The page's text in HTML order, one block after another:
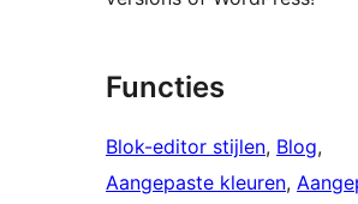
Functies
Blok-editor stijlen, Blog
Aangepaste kleuren,